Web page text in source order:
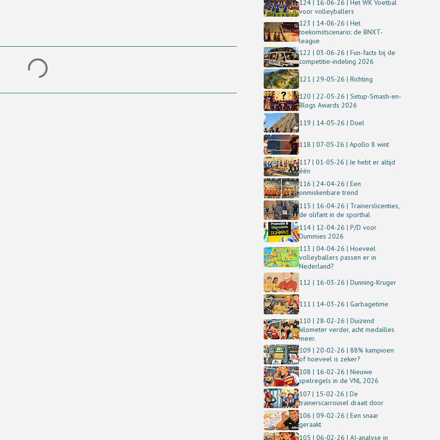
124 | 16-06-26 | Het WK Voetbal
voor volleyballers
123 | 14-06-26 | Het
toekomstscenario: de BNXT-
league
122 | 03-06-26 | Fun-facts bij de
competitie-indeling 2026
121 | 29-05-26 | Richting
120 | 22-05-26 | Setup-Smash-en-
Blogs Awards 2026
119 | 14-05-26 | Doel
118 | 07-05-26 | Apollo 8 wint
117 | 01-05-26 | Je hebt er altijd
één
116 | 24-04-26 | Een
onmiskenbare trend
115 | 16-04-26 | Trainerslicenties,
de olifant in de sporthal
114 | 12-04-26 | P/D voor
Dummies 2026
113 | 04-04-26 | Hoeveel
volleyballers passen er in
Nederland?
112 | 16-03-26 | Dunning-Kruger
111 | 14-03-26 | Garbagetime
110 | 28-02-26 | Duizend
kilometer verder, acht medailles
meer.
109 | 20-02-26 | 88% kampioen
of hoeveel is zeker?
108 | 16-02-26 | Nieuwe
spelregels in de VNL 2026
107 | 15-02-26 | De
trainerscarrousel draait door
106 | 09-02-26 | Een snaar
geraakt
105 | 06-02-26 | AI-analyse in